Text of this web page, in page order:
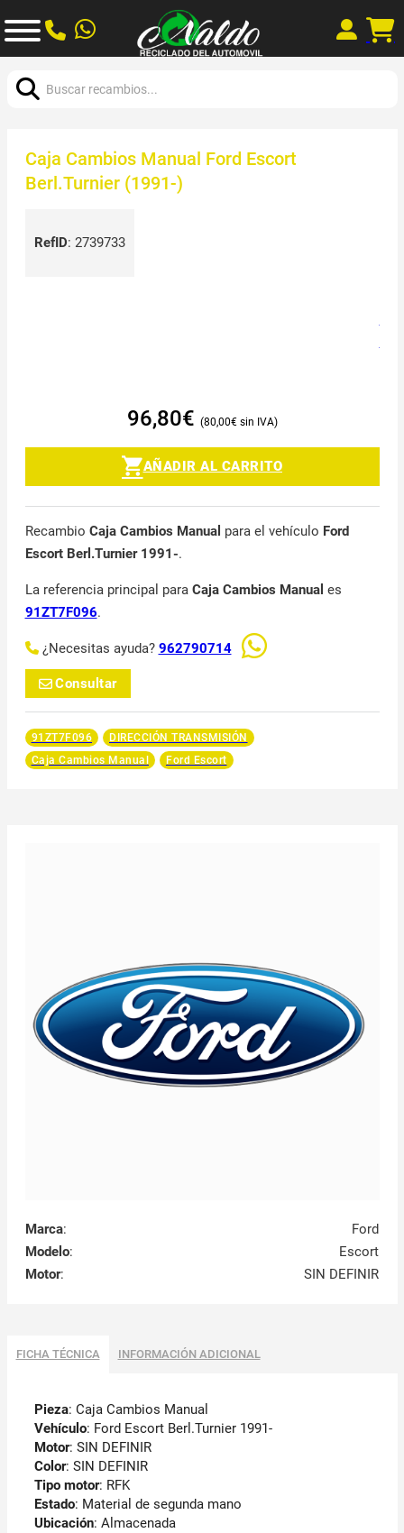
Caja Cambios Manual Ford Escort
Berl.Turnier (1991-)
RefID: 2739733
96,80€ 80,00€
AÑADIR AL CARRITO
Recambio Caja Cambios Manual para el vehículo Ford
Escort Berl.Turnier 1991-.
La referencia principal para Caja Cambios Manual es
91ZT7F096.
¿Necesitas ayuda? 962790714
Consultar
91ZT7F096
DIRECCIÓN TRANSMISIÓN
Caja Cambios Manual
Ford Escort
Marca:
Ford
Modelo:
Escort
Motor: SIN DEFINIR
FICHA TÉCNICA INFORMACIÓN ADICIONAL
Pieza: Caja Cambios Manual
Vehículo: Ford Escort Berl.Turnier 1991-
Motor: SIN DEFINIR
Color: SIN DEFINIR
Tipo motor: RFK
Estado: Material de segunda mano
Ubicación: Almacenada